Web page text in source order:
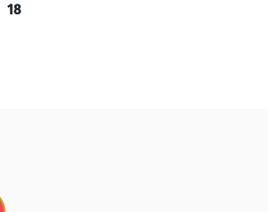
18